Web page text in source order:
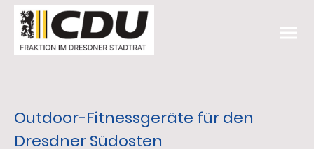
Outdoor-Fitnessgeräte für den
Dresdner Südosten